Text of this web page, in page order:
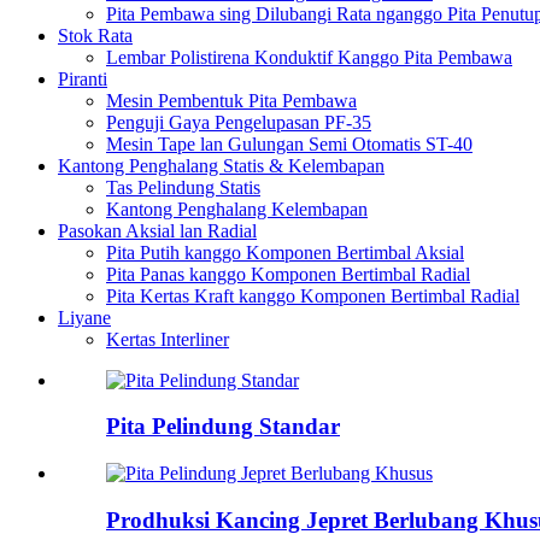
Pita Pembawa sing Dilubangi Rata nganggo Pita
Stok Rata
Lembar Polistirena Konduktif Kanggo Pita Pembawa
Piranti
Mesin Pembentuk Pita Pembawa
Penguji Gaya Pengelupasan PF-35
Mesin Tape lan Gulungan Semi Otomatis ST-40
Kantong Penghalang Statis & Kelembapan
Tas Pelindung Statis
Kantong Penghalang Kelembapan
Pasokan Aksial lan Radial
Pita Putih kanggo Komponen Bertimbal Aksial
Pita Panas kanggo Komponen Bertimbal Radial
Pita Kertas Kraft kanggo Komponen Bertimbal Radial
Liyane
Kertas Interliner
Pita Pelindung Standar
Prodhuksi Kancing Jepret Berlubang